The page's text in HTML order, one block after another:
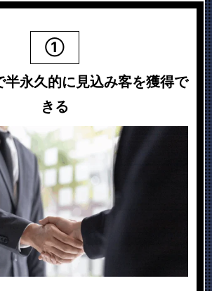
①
半永久的に見込み客を獲得で
きる